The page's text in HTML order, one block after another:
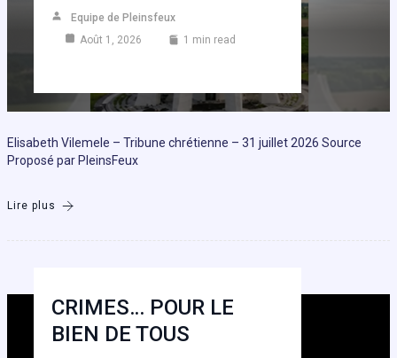
Equipe de Pleinsfeux
Août 1, 2026
1 min read
Elisabeth Vilemele – Tribune chrétienne – 31 juillet 2026 Source
Proposé par PleinsFeux
Lire plus
CRIMES… POUR LE
BIEN DE TOUS